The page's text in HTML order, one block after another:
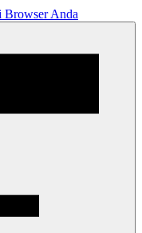
Browser Anda